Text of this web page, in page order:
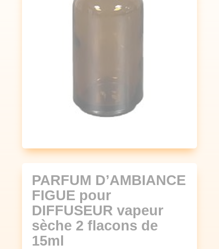
PARFUM D’AMBIANCE
FIGUE pour
DIFFUSEUR vapeur
sèche 2 flacons de
15ml